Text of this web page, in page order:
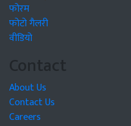
फोरम
फोटो गैलरी
वीडियो
Contact
About Us
Contact Us
Careers